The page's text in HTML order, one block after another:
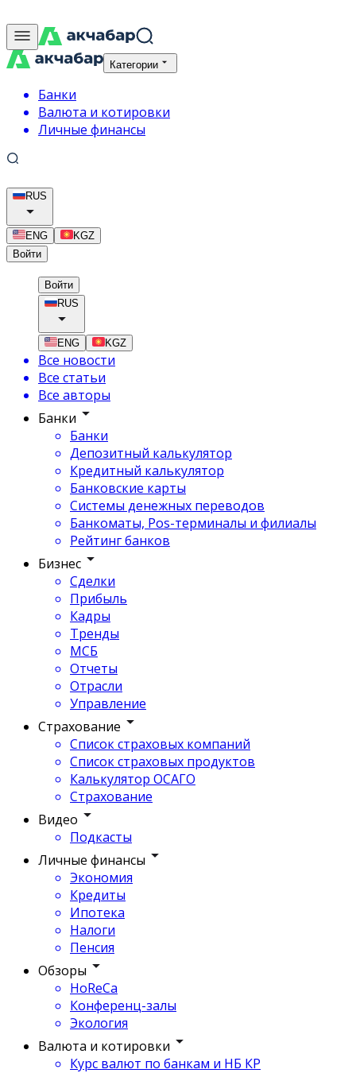
Категории
Банки
Валюта и котировки
Личные финансы
RUS
ENG
KGZ
Войти
Войти
RUS
ENG KGZ
Все новости
Все статьи
Все авторы
Банки
Банки
Депозитный калькулятор
Кредитный калькулятор
Банковские карты
Системы денежных переводов
Банкоматы, Pos-терминалы и филиалы
Рейтинг банков
Бизнес
Сделки
Прибыль
Кадры
Тренды
МСБ
Отчеты
Отрасли
Управление
Страхование
Список страховых компаний
Список страховых продуктов
Калькулятор ОСАГО
Страхование
Видео
Подкасты
Личные финансы
Экономия
Кредиты
Ипотека
Налоги
Пенсия
Обзоры
HoReCa
Конференц-залы
Экология
Валюта и котировки
Курс валют по банкам и НБ КР